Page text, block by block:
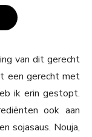
van dit gerecht
een gerecht met
ik erin gestopt.
ook aan
sojasaus. Nouja,